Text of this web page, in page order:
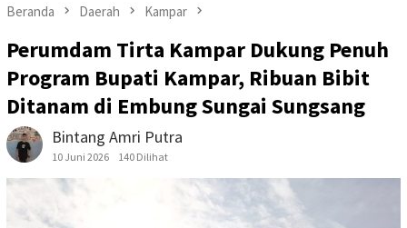
Beranda Daerah Kampar
Perumdam Tirta Kampar Dukung Penuh
Program Bupati Kampar, Ribuan Bibit
Ditanam di Embung Sungai Sungsang
Bintang Amri Putra
10 Juni 2026 140 Dilihat